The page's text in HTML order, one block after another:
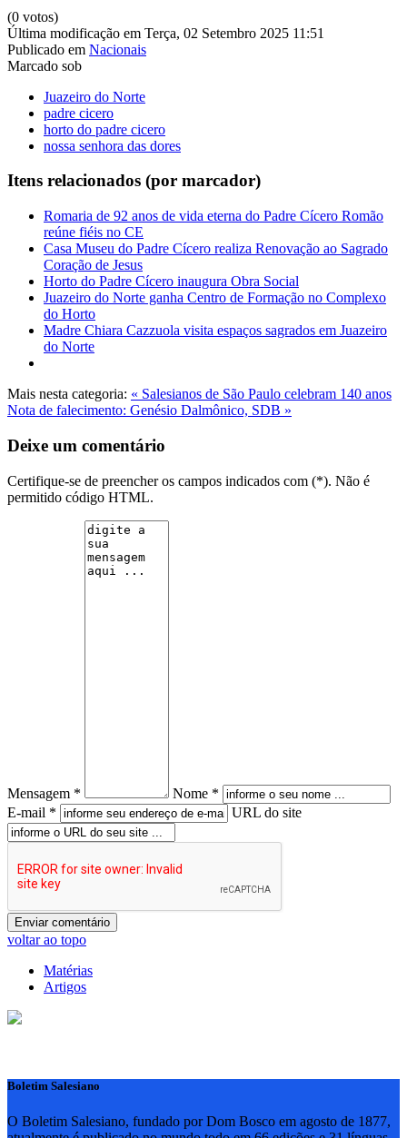
(0 votos)
Última modificação em Terça, 02 Setembro 2025 11:51
Publicado em Nacionais
Marcado sob
Juazeiro do Norte
padre cicero
horto do padre cicero
nossa senhora das dores
Itens relacionados (por marcador)
Romaria de 92 anos de vida eterna do Padre Cícero Romão
reúne fiéis no CE
Casa Museu do Padre Cícero realiza Renovação ao Sagrado
Coração de Jesus
Horto do Padre Cícero inaugura Obra Social
Juazeiro do Norte ganha Centro de Formação no Complexo
do Horto
Madre Chiara Cazzuola visita espaços sagrados em Juazeiro
do Norte
Mais nesta categoria: « Salesianos de São Paulo celebram 140 anos
Nota de falecimento: Genésio Dalmônico, SDB »
Deixe um comentário
Certifique-se de preencher os campos indicados com (*). Não é
permitido código HTML.
Mensagem *
Nome *
E-mail *
URL do site
voltar ao topo
Matérias
Artigos
Boletim Salesiano
O Boletim Salesiano, fundado por Dom Bosco em agosto de 1877,